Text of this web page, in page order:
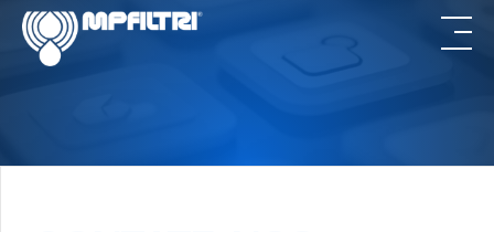
Skip
Saltar
para